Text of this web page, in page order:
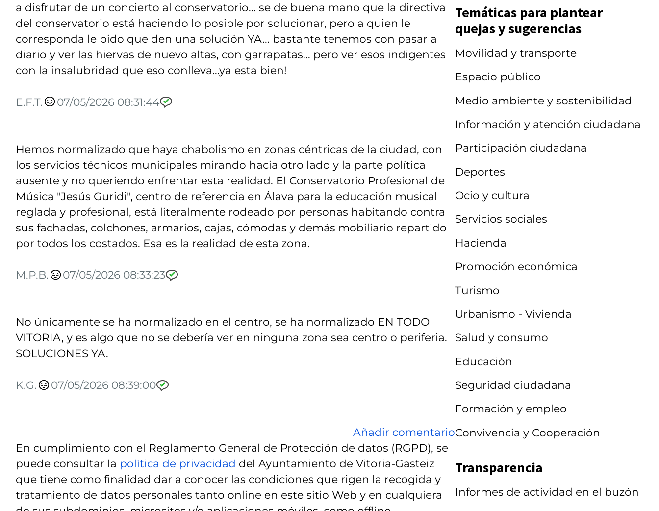
a disfrutar de un concierto al conservatorio... se de buena mano que la directiva
del conservatorio está haciendo lo posible por solucionar, pero a quien le
corresponda le pido que den una solución YA... bastante tenemos con pasar a
diario y ver las hiervas de nuevo altas, con garrapatas... pero ver esos indigentes
con la insalubridad que eso conlleva...ya esta bien!
E.F.T. 07/05/2026 08:31:44
Hemos normalizado que haya chabolismo en zonas céntricas de la ciudad, con
los servicios técnicos municipales mirando hacia otro lado y la parte política
ausente y no queriendo enfrentar esta realidad. El Conservatorio Profesional de
Música "Jesús Guridi", centro de referencia en Álava para la educación musical
reglada y profesional, está literalmente rodeado por personas habitando contra
sus fachadas, colchones, armarios, cajas, cómodas y demás mobiliario repartido
por todos los costados. Esa es la realidad de esta zona.
M.P.B. 07/05/2026 08:33:23
No únicamente se ha normalizado en el centro, se ha normalizado EN TODO
VITORIA, y es algo que no se debería ver en ninguna zona sea centro o periferia.
SOLUCIONES YA.
K.G. 07/05/2026 08:39:00
Añadir comentario
En cumplimiento con el Reglamento General de Protección de datos (RGPD), se
puede consultar la política de privacidad del Ayuntamiento de Vitoria-Gasteiz
que tiene como finalidad dar a conocer las condiciones que rigen la recogida y
tratamiento de datos personales tanto online en este sitio Web y en cualquiera
Temáticas para plantear
quejas y sugerencias
Movilidad y transporte
Espacio público
Medio ambiente y sostenibilidad
Información y atención ciudadana
Participación ciudadana
Deportes
Ocio y cultura
Servicios sociales
Hacienda
Promoción económica
Turismo
Urbanismo - Vivienda
Salud y consumo
Educación
Seguridad ciudadana
Formación y empleo
Convivencia y Cooperación
Transparencia
Informes de actividad en el buzón